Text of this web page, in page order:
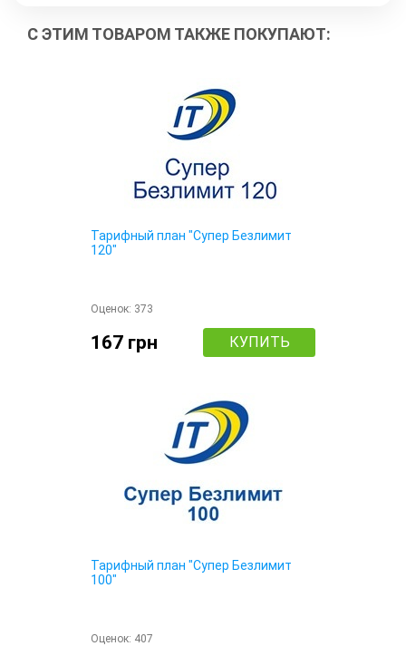
С ЭТИМ ТОВАРОМ ТАКЖЕ ПОКУПАЮТ:
Тарифный план "Супер Безлимит
120"
Оценок: 373
167 грн КУПИТЬ
Тарифный план "Супер Безлимит
100"
Оценок: 407